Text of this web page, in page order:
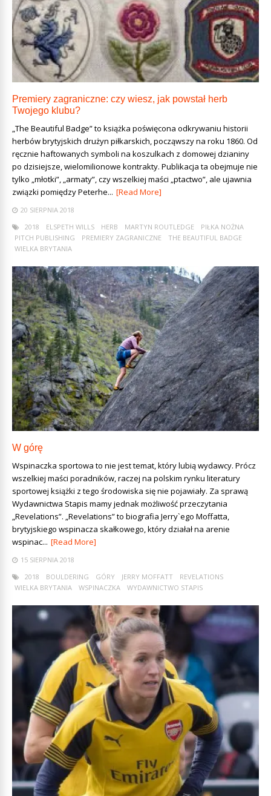
Premiery zagraniczne: czy wiesz, jak powstał herb
Twojego klubu?
„The Beautiful Badge” to książka poświęcona odkrywaniu historii
herbów brytyjskich drużyn piłkarskich, począwszy na roku 1860. Od
ręcznie haftowanych symboli na koszulkach z domowej dzianiny
po dzisiejsze, wielomilionowe kontrakty. Publikacja ta obejmuje nie
tylko „młotki”, „armaty”, czy wszelkiej maści „ptactwo”, ale ujawnia
związki pomiędzy Peterhe... [Read More]
20 SIERPNIA 2018
2018
ELSPETH WILLS HERB MARTYN ROUTLEDGE
PIŁKA NOŻNA
PITCH PUBLISHING
PREMIERY ZAGRANICZNE
THE BEAUTIFUL BADGE
WIELKA BRYTANIA
W górę
Wspinaczka sportowa to nie jest temat, który lubią wydawcy. Prócz
wszelkiej maści poradników, raczej na polskim rynku literatury
sportowej książki z tego środowiska się nie pojawiały. Za sprawą
Wydawnictwa Stapis mamy jednak możliwość przeczytania
„Revelations”. „Revelations” to biografia Jerry`ego Moffatta,
brytyjskiego wspinacza skałkowego, który działał na arenie
wspinac... [Read More]
15 SIERPNIA 2018
2018
BOULDERING GÓRY JERRY MOFFATT
REVELATIONS
WIELKA BRYTANIA
WSPINACZKA WYDAWNICTWO STAPIS